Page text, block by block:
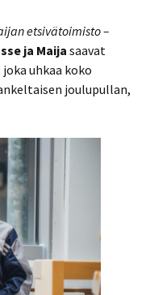
etsivätoimisto –
ja Maija saavat
uhkaa koko
joulupullan,